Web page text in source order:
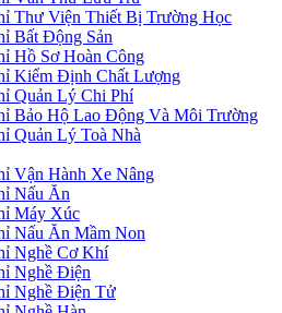
Thư Viện Thiết Bị Trường Học
Bất Động Sản
Hồ Sơ Hoàn Công
Kiểm Định Chất Lượng
Quản Lý Chi Phí
Bảo Hộ Lao Động Và Môi Trường
Quản Lý Toà Nhà
Vận Hành Xe Nâng
Nấu Ăn
Máy Xúc
Nấu Ăn Mầm Non
Nghề Cơ Khí
Nghề Điện
Nghề Điện Tử